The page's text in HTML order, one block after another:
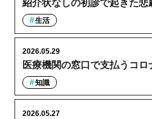
紹介状なしの初診で起きた悲
生活
医療機関の窓口で支払うコ
2026.05.29
知識
2026.05.27